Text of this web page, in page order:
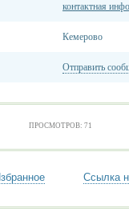
контактная
Кемерово
Отправить
ПРОСМОТРОВ: 71
Ссылка